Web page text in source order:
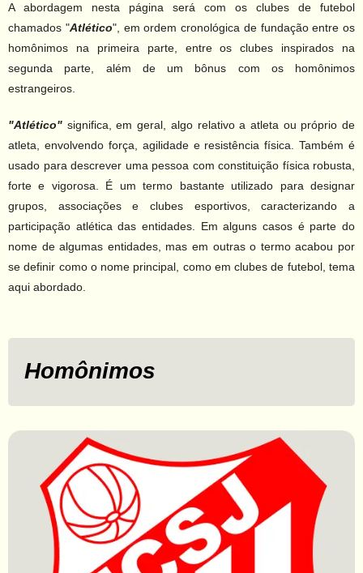
A abordagem nesta página será com os clubes de futebol
chamados "Atlético", em ordem cronológica de fundação entre os
homônimos na primeira parte, entre os clubes inspirados na
segunda parte, além de um bônus com os homônimos
estrangeiros.
"Atlético" significa , em geral, algo relativo a atleta ou próprio de
atleta, envolvendo força, agilidade e resistência física. Também é
usado para descrever uma pessoa com constituição física robusta,
forte e vigorosa. É um termo bastante utilizado para designar
grupos, associações e clubes esportivos, caracterizando a
participação atlética das entidades. Em alguns casos é parte do
nome de algumas entidades, mas em outras o termo acabou por
se definir como o nome principal, como em clubes de futebol, tema
aqui abordado.
Homônimos